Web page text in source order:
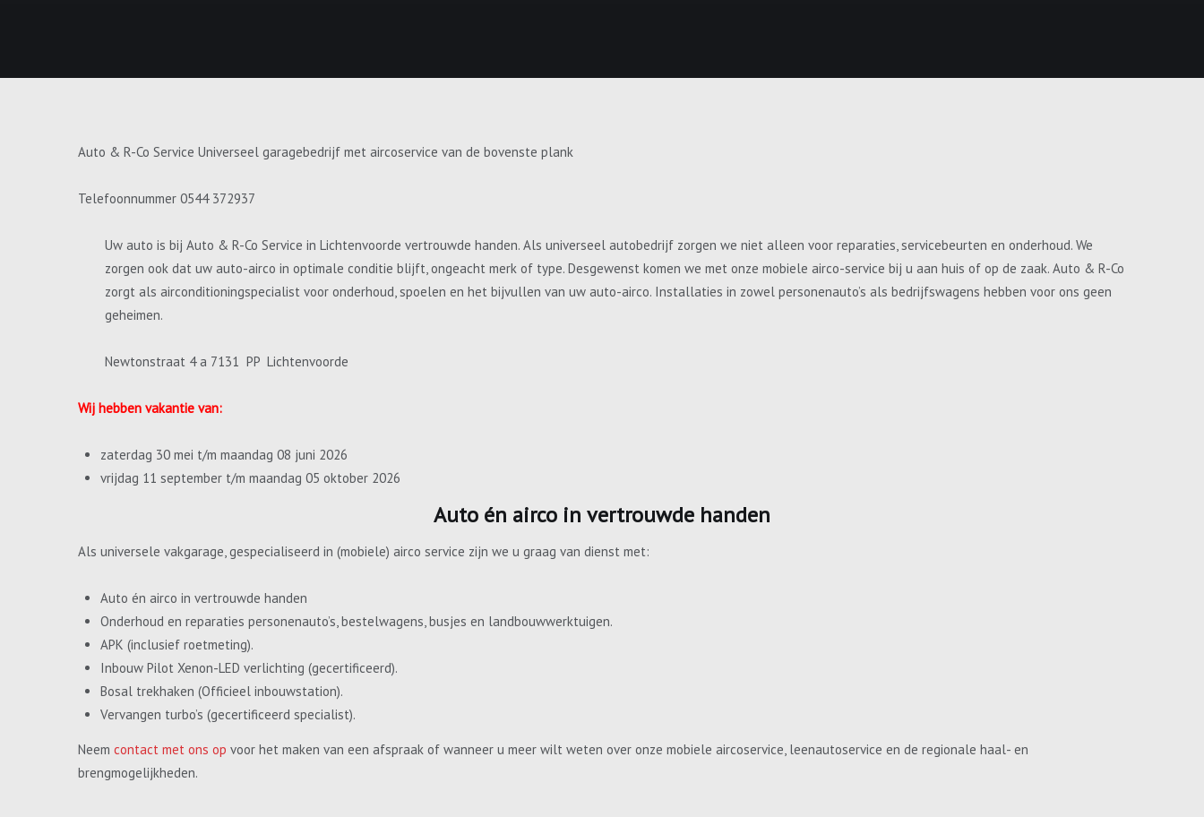
Auto & R-Co Service Universeel garagebedrijf met aircoservice van de bovenste plank
Telefoonnummer 0544 372937
Uw auto is bij Auto & R-Co Service in Lichtenvoorde vertrouwde handen. Als universeel autobedrijf zorgen we niet alleen voor reparaties, servicebeurten en onderhoud. We
zorgen ook dat uw auto-airco in optimale conditie blijft, ongeacht merk of type. Desgewenst komen we met onze mobiele airco-service bij u aan huis of op de zaak. Auto & R-Co
zorgt als airconditioningspecialist voor onderhoud, spoelen en het bijvullen van uw auto-airco. Installaties in zowel personenauto’s als bedrijfswagens hebben voor ons geen
geheimen.
Newtonstraat 4 a 7131 PP Lichtenvoorde
Wij hebben vakantie van:
zaterdag 30 mei t/m maandag 08 juni 2026
vrijdag 11 september t/m maandag 05 oktober 2026
Auto én airco in vertrouwde handen
Als universele vakgarage, gespecialiseerd in (mobiele) airco service zijn we u graag van dienst met:
Auto én airco in vertrouwde handen
Onderhoud en reparaties personenauto’s, bestelwagens, busjes en landbouwwerktuigen.
APK (inclusief roetmeting).
Inbouw Pilot Xenon-LED verlichting (gecertificeerd).
Bosal trekhaken (Officieel inbouwstation).
Vervangen turbo’s (gecertificeerd specialist).
Neem contact met ons op voor het maken van een afspraak of wanneer u meer wilt weten over onze mobiele aircoservice, leenautoservice en de regionale haal- en
brengmogelijkheden.